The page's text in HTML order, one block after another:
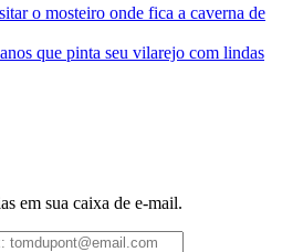
o mosteiro onde fica a caverna de
que pinta seu vilarejo com lindas
em sua caixa de e-mail.